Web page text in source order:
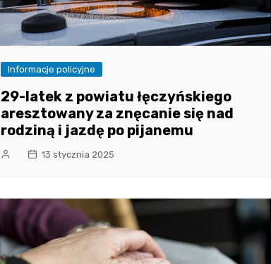
Informacje policyjne
29-latek z powiatu łęczyńskiego
aresztowany za znęcanie się nad
rodziną i jazdę po pijanemu
13 stycznia 2025